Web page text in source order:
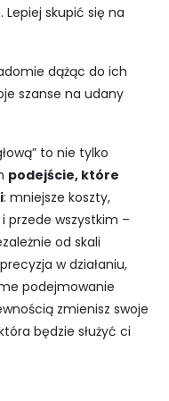
skupić się na
dążąc do ich
szanse na udany
to nie tylko
podejście, które
: mniejsze koszty,
przede wszystkim –
od skali
w działaniu,
podejmowanie
zmienisz swoje
będzie służyć ci